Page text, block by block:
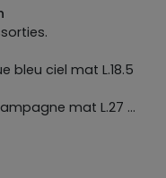
bleu ciel mat L.18.5
mat L.27 *